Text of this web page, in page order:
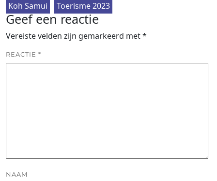
Koh Samui
Toerisme 2023
Geef een reactie
Vereiste velden zijn gemarkeerd met*
REACTIE *
NAAM